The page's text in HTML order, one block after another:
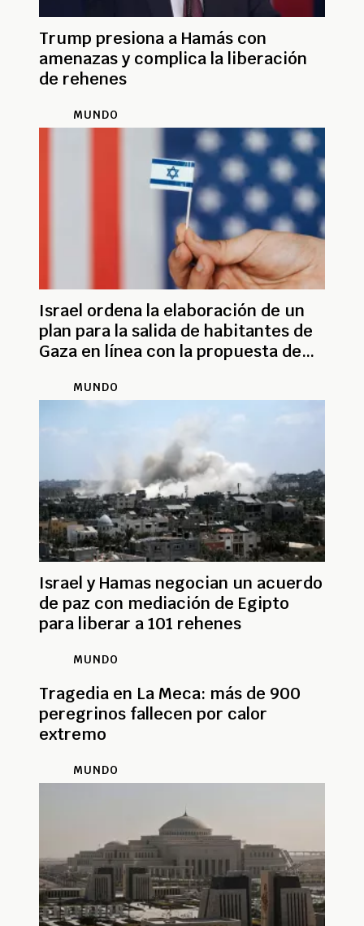
Trump presiona a Hamás con
amenazas y complica la liberación
de rehenes
MUNDO
Israel ordena la elaboración de un
plan para la salida de habitantes de
Gaza en línea con la propuesta de
MUNDO
Israel y Hamas negocian un acuerdo
de paz con mediación de Egipto
para liberar a 101 rehenes
MUNDO
Tragedia en La Meca: más de 900
peregrinos fallecen por calor
extremo
MUNDO